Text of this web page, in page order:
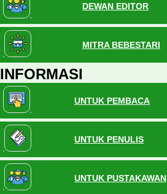
DEWAN EDITOR
MITRA BEBESTARI
INFORMASI
UNTUK PEMBACA
UNTUK PENULIS
UNTUK PUSTAKAWAN